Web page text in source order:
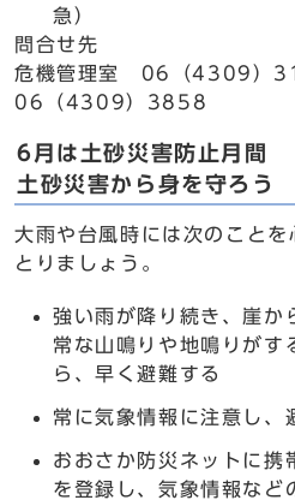
急）
問合せ先
危機管理室 06（4309）
06（4309）3858
6月は土砂災害防止月間
土砂災害から身を守ろう
大雨や台風時には次のこと
とりましょう。
強い雨が降り続き、崖か
常な山鳴りや地鳴りがす
ら、早く避難する
常に気象情報に注意し、
おおさか防災ネットに携
を登録し、気象情報など